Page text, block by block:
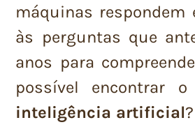
máquinas respondem
às perguntas que
anos para
possível encontrar o
inteligência artificial